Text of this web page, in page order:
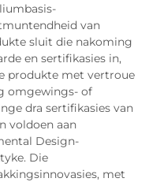
van
sluit die nakoming
en sertifikasies in,
produkte met vertroue
omgewings- of
dra sertifikasies van
voldoen aan
Design-
Die
met